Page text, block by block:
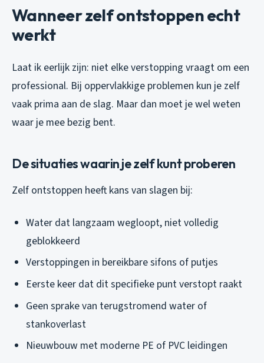
Wanneer zelf ontstoppen echt
werkt
Laat ik eerlijk zijn: niet elke verstopping vraagt om een
professional. Bij oppervlakkige problemen kun je zelf
vaak prima aan de slag. Maar dan moet je wel weten
waar je mee bezig bent.
De situaties waarin je zelf kunt proberen
Zelf ontstoppen heeft kans van slagen bij:
Water dat langzaam wegloopt, niet volledig
geblokkeerd
Verstoppingen in bereikbare sifons of putjes
Eerste keer dat dit specifieke punt verstopt raakt
Geen sprake van terugstromend water of
stankoverlast
Nieuwbouw met moderne PE of PVC leidingen